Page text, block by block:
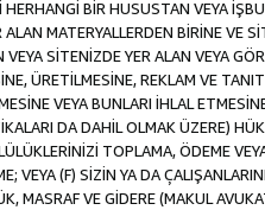
BİR HUSUSTAN VEYA
MATERYALLERDEN BİRİNE VE
SİTENİZDE YER ALAN VEYA
ÜRETİLMESİNE, REKLAM VE
VEYA BUNLARI İHLAL
DA DAHİL OLMAK ÜZERE)
TOPLAMA, ÖDEME
VEYA (F) SİZİN YA DA
MASRAF VE GİDERE (MAKUL